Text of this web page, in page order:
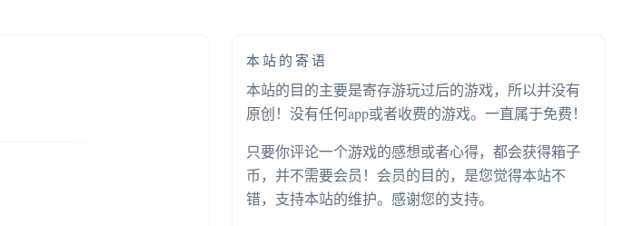
本站的寄语
本站的目的主要是寄存游玩过后的游戏，所以并没有
原创！没有任何app或者收费的游戏。一直属于免费！
只要你评论一个游戏的感想或者心得，都会获得箱子
币，并不需要会员！会员的目的，是您觉得本站不
错，支持本站的维护。感谢您的支持。